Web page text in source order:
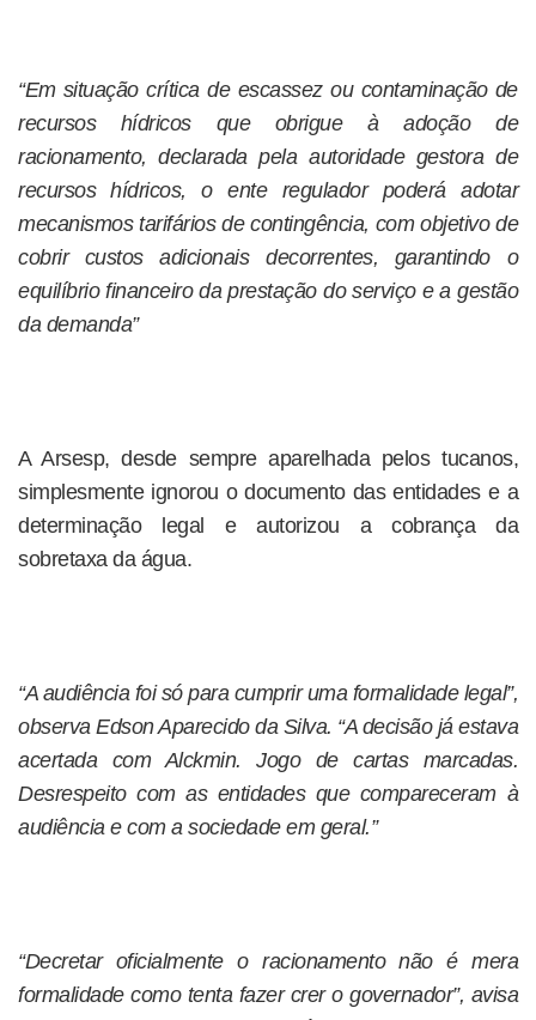
“Em situação crítica de escassez ou contaminação de
recursos hídricos que obrigue à adoção de
racionamento, declarada pela autoridade gestora de
recursos hídricos, o ente regulador poderá adotar
mecanismos tarifários de contingência, com objetivo de
cobrir custos adicionais decorrentes, garantindo o
equilíbrio financeiro da prestação do serviço e a gestão
da demanda”
A Arsesp, desde sempre aparelhada pelos tucanos,
simplesmente ignorou o documento das entidades e a
determinação legal e autorizou a cobrança da
sobretaxa da água.
“A audiência foi só para cumprir uma formalidade legal”,
observa Edson Aparecido da Silva. “A decisão já estava
acertada com Alckmin. Jogo de cartas marcadas.
Desrespeito com as entidades que compareceram à
audiência e com a sociedade em geral.”
“Decretar oficialmente o racionamento não é mera
formalidade como tenta fazer crer o governador”, avisa